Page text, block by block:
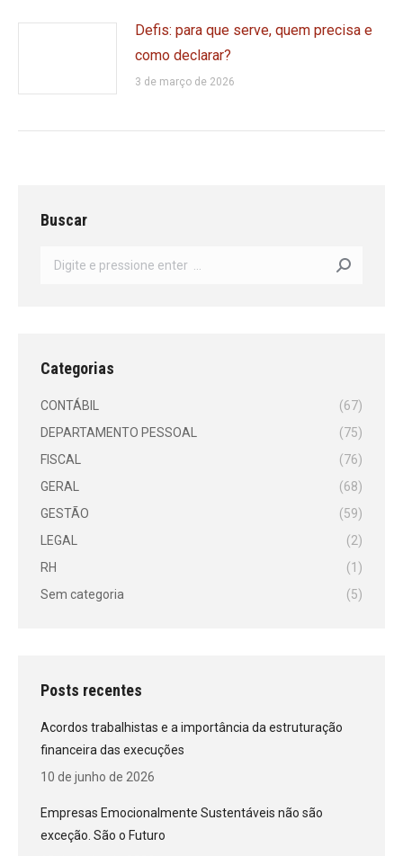
Defis: para que serve, quem precisa e
como declarar?
3 de março de 2026
Buscar
Categorias
CONTÁBIL
(67)
DEPARTAMENTO PESSOAL
(75)
FISCAL
(76)
GERAL
(68)
GESTÃO
(59)
LEGAL
(2)
RH
(1)
Sem categoria
(5)
Posts recentes
Acordos trabalhistas e a importância da estruturação
financeira das execuções
10 de junho de 2026
Empresas Emocionalmente Sustentáveis não são
exceção. São o Futuro